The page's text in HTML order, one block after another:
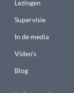
Lezingen
Supervisie
In de media
Video's
Blog